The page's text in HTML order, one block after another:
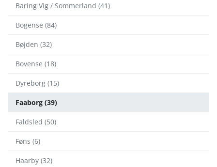
Baring Vig / Sommerland (41)
Bogense (84)
Bøjden (32)
Bovense (18)
Dyreborg (15)
Faaborg (39)
Faldsled (50)
Føns (6)
Haarby (32)